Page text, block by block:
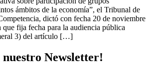
ámbitos de la economía”, el Tribunal de
dictó con fecha 20 de noviembre
fija fecha para la audiencia pública
3) del artículo […]
nuestro Newsletter!